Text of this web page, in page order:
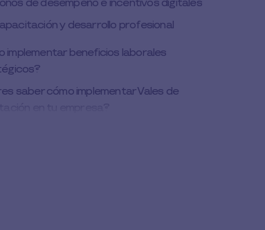
de desempeño e incentivos digitales
y desarrollo profesional
implementar beneficios laborales
saber cómo implementar Vales de